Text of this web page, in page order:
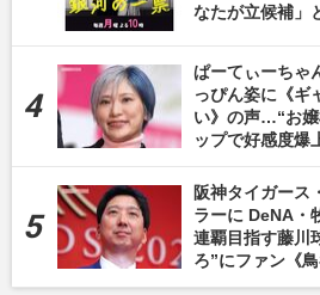
なたが立候補」
ぱーてぃーちゃ
っぴん姿に《ギ
い》の声…“お
ップで好感度爆
阪神タイガース
ラーに DeNA・
連覇目指す藤川
ろ”にファン《鳥